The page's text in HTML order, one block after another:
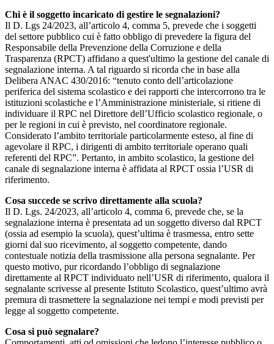
Chi è il soggetto incaricato di gestire le segnalazioni?
Il D. Lgs 24/2023, all’articolo 4, comma 5, prevede che i soggetti
del settore pubblico cui è fatto obbligo di prevedere la figura del
Responsabile della Prevenzione della Corruzione e della
Trasparenza (RPCT) affidano a quest'ultimo la gestione del canale di
segnalazione interna. A tal riguardo si ricorda che in base alla
Delibera ANAC 430/2016: “tenuto conto dell’articolazione
periferica del sistema scolastico e dei rapporti che intercorrono tra le
istituzioni scolastiche e l’Amministrazione ministeriale, si ritiene di
individuare il RPC nel Direttore dell’Ufficio scolastico regionale, o
per le regioni in cui è previsto, nel coordinatore regionale.
Considerato l’ambito territoriale particolarmente esteso, al fine di
agevolare il RPC, i dirigenti di ambito territoriale operano quali
referenti del RPC”. Pertanto, in ambito scolastico, la gestione del
canale di segnalazione interna è affidata al RPCT ossia l’USR di
riferimento.
Cosa succede se scrivo direttamente alla scuola?
Il D. Lgs. 24/2023, all’articolo 4, comma 6, prevede che, se la
segnalazione interna è presentata ad un soggetto diverso dal RPCT
(ossia ad esempio la scuola), quest’ultima è trasmessa, entro sette
giorni dal suo ricevimento, al soggetto competente, dando
contestuale notizia della trasmissione alla persona segnalante. Per
questo motivo, pur ricordando l’obbligo di segnalazione
direttamente al RPCT individuato nell’USR di riferimento, qualora il
segnalante scrivesse al presente Istituto Scolastico, quest’ultimo avrà
premura di trasmettere la segnalazione nei tempi e modi previsti per
legge al soggetto competente.
Cosa si può segnalare?